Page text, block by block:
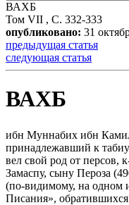
ВАХБ
Том VII , С. 332-333
опубликовано: 31
предыдущая статья
следующая статья
ВАХБ
ибн Муннабих ибн
принадлежавший к
вел свой род от персов,
Замаспу, сыну Пероза
(по-видимому, на одном
Писания»,